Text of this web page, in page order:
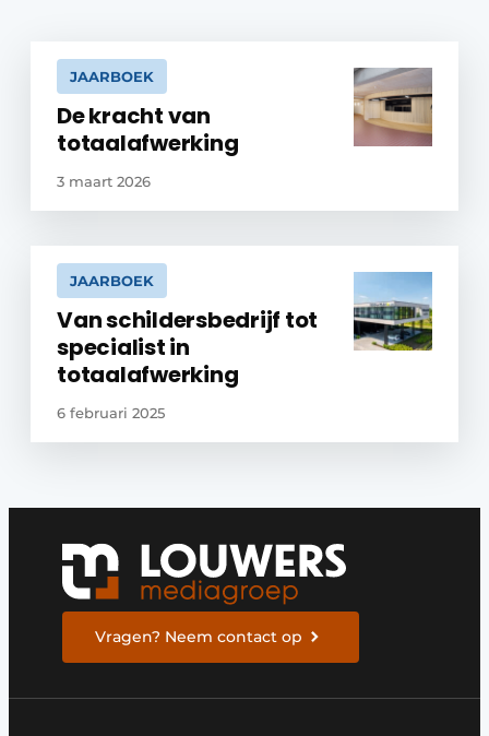
JAARBOEK
De kracht van
totaalafwerking
3 maart 2026
JAARBOEK
Van schildersbedrijf tot
specialist in
totaalafwerking
6 februari 2025
Vragen? Neem contact op